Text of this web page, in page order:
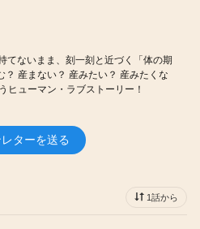
てないまま、刻一刻と近づく「体の期
産まない？ 産みたい？ 産みたくな
ヒューマン・ラブストーリー！
ターを送る
1話から